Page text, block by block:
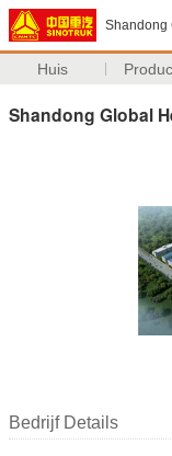
Shandong
Huis
Shandong Global
Bedrijf Details